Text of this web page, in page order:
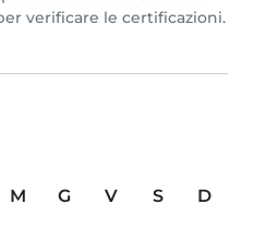
verificare le certificazioni.
M G V S
D